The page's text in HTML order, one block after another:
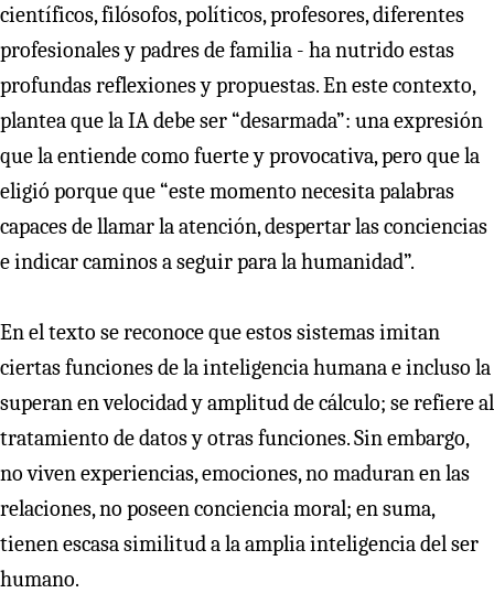
científicos, filósofos, políticos, profesores, diferentes
profesionales y padres de familia - ha nutrido estas
profundas reflexiones y propuestas. En este contexto,
plantea que la IA debe ser “desarmada”: una expresión
que la entiende como fuerte y provocativa, pero que la
eligió porque que “este momento necesita palabras
capaces de llamar la atención, despertar las conciencias
e indicar caminos a seguir para la humanidad”.
En el texto se reconoce que estos sistemas imitan
ciertas funciones de la inteligencia humana e incluso la
superan en velocidad y amplitud de cálculo; se refiere al
tratamiento de datos y otras funciones. Sin embargo,
no viven experiencias, emociones, no maduran en las
relaciones, no poseen conciencia moral; en suma,
tienen escasa similitud a la amplia inteligencia del ser
humano.